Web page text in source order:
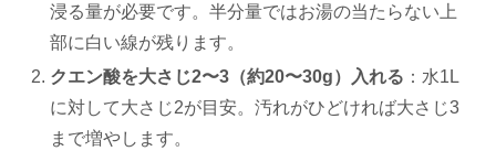
浸る量が必要です。半分量ではお湯の当たらない上
部に白い線が残ります。
クエン酸を大さじ2〜3（約20〜30g）入れる ：水1L
に対して大さじ2が目安。汚れがひどければ大さじ3
まで増やします。